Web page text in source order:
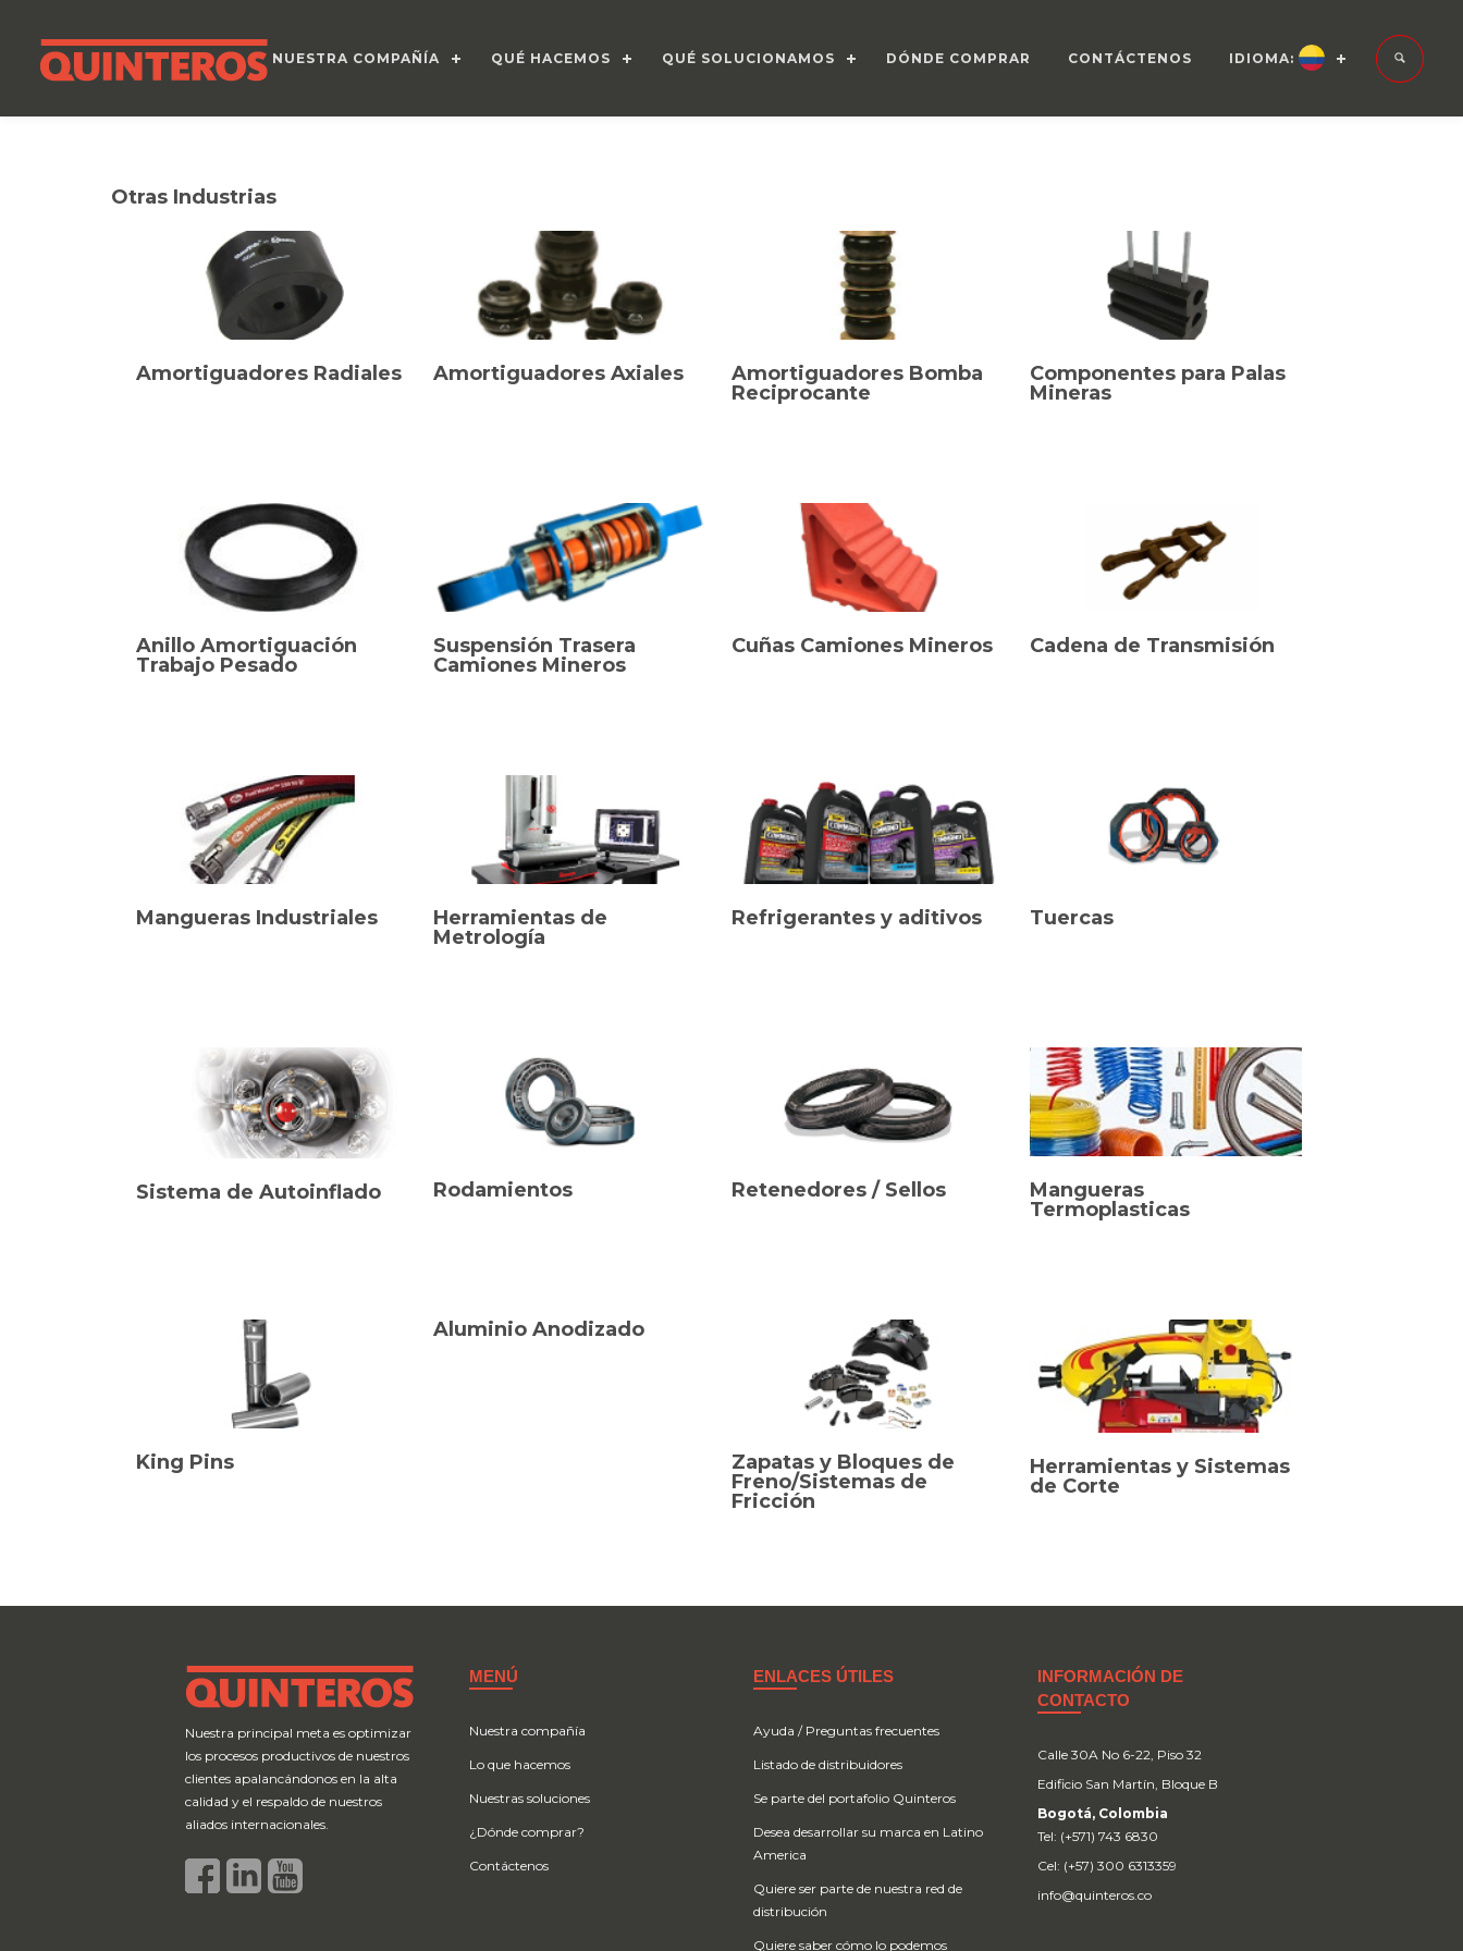
NUESTRA COMPAÑÍA QUÉ HACEMOS QUÉ SOLUCIONAMOS DÓNDE COMPRAR CONTÁCTENOS IDIOMA:
Otras Industrias
Amortiguadores Radiales Amortiguadores Axiales
Amortiguadores Bomba
Reciprocante
Componentes para Palas
Mineras
Anillo Amortiguación
Trabajo Pesado
Suspensión Trasera
Camiones Mineros
Cuñas Camiones Mineros Cadena de Transmisión
Mangueras Industriales
Herramientas de
Metrología
Refrigerantes y aditivos Tuercas
Sistema de Autoinflado Rodamientos Retenedores / Sellos
Mangueras
Termoplasticas
King Pins
Aluminio Anodizado
Zapatas y Bloques de
Freno/Sistemas de
Fricción
Herramientas y Sistemas
de Corte
Nuestra principal meta es optimizar
los procesos productivos de nuestros
clientes apalancándonos en la alta
calidad y el respaldo de nuestros
aliados internacionales.
MENÚ
Nuestra compañía
Lo que hacemos
Nuestras soluciones
¿Dónde comprar?
Contáctenos
ENLACES ÚTILES
Ayuda / Preguntas frecuentes
Listado de distribuidores
Se parte del portafolio Quinteros
Desea desarrollar su marca en Latino
America
Quiere ser parte de nuestra red de
distribución
Quiere saber cómo lo podemos
INFORMACIÓN DE
CONTACTO
Calle 30A No 6-22, Piso 32
Edificio San Martín, Bloque B
Bogotá, Colombia
Tel: (+571) 743 6830
Cel: (+57) 300 6313359
info@quinteros.co